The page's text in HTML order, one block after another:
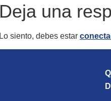
Deja una
Lo siento, debes estar